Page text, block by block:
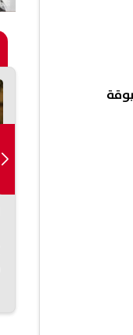
تنتهي بتغريم